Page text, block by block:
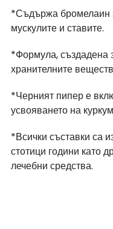
*Съдържа бромелаин
мускулите и ставите.
*Формула, създадена
хранителните
*Черният пипер е
усвояването на
*Всички съставки са
стотици години като
лечебни средства.